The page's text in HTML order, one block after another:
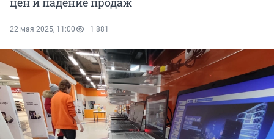
22 мая 2025, 11:00 1 881